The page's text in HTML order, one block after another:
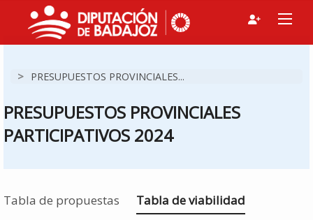
> PRESUPUESTOS PROVINCIALES...
PRESUPUESTOS PROVINCIALES
PARTICIPATIVOS 2024
Tabla de propuestas Estás en
Tabla de viabilidad